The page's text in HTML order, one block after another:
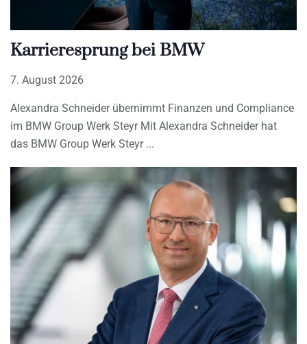
Karrieresprung bei BMW
7. August 2026
Alexandra Schneider übernimmt Finanzen und Compliance
im BMW Group Werk Steyr Mit Alexandra Schneider hat
das BMW Group Werk Steyr